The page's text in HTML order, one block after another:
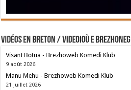
Vidéos en breton / Videoioù e brezhoneg
Visant Botua - Brezhoweb Komedi Klub
9 août 2026
Manu Mehu - Brezhoweb Komedi Klub
21 juillet 2026